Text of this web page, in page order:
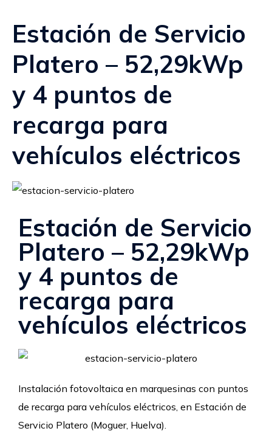
Estación de Servicio
Platero – 52,29kWp
y 4 puntos de
recarga para
vehículos eléctricos
Estación de Servicio
Platero – 52,29kWp
y 4 puntos de
recarga para
vehículos eléctricos
Instalación fotovoltaica en marquesinas con puntos
de recarga para vehículos eléctricos, en Estación de
Servicio Platero (Moguer, Huelva).